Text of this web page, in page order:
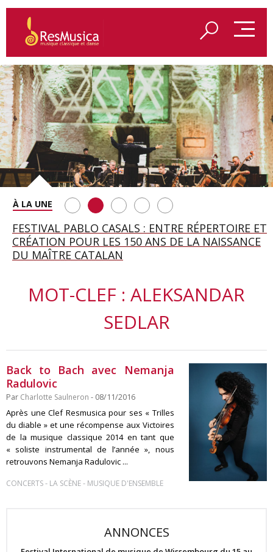
SAINT FRANÇOIS D’ASSISE À SALZBOURG, UNE
SOIRÉE IMMENSE PORTÉE PAR ROMEO
CASTELLUCCI ET MAXIME PASCAL
FESTIVAL PABLO CASALS : ENTRE RÉPERTOIRE ET
CRÉATION POUR LES 150 ANS DE LA NAISSANCE
DU MAÎTRE CATALAN
A BAYREUTH, LE 150E ANNIVERSAIRE DU RING
WAGNÉRIEN GÉNÉRÉ PAR L’IA
BETSY JOLAS FÊTE SON CENTIÈME
ANNIVERSAIRE
GEORGE BENJAMIN : « MES PARENTS AVAIENT
CETTE EXIGENCE DE L’OBJET CISELÉ »
MOT-CLEF : ALEKSANDAR
SEDLAR
Back to Bach avec Nemanja
Radulovic
Par Charlotte Saulneron - 08/11/2016
Après une Clef Resmusica pour ses « Trilles
du diable » et une récompense aux Victoires
de la musique classique 2014 en tant que
« soliste instrumental de l’année », nous
retrouvons Nemanja Radulovic ...
CONCERTS- LA SCÈNE- MUSIQUE D'ENSEMBLE
ANNONCES